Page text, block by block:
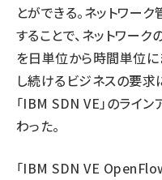
とができる。ネットワー
することで、ネットワー
を日単位から時間単位に
し続けるビジネスの要求
「IBM SDN VE」のライ
わった。
「IBM SDN VE